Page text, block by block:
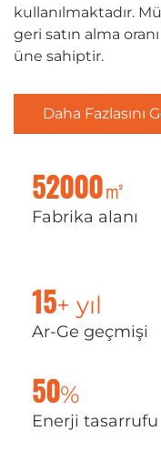
kullanılmaktadır.
geri satın alma
üne sahiptir.
Daha Fazlasını
52000㎡
Fabrika alanı
15+ yıl
Ar-Ge geçmişi
50%
Enerji tasarrufu